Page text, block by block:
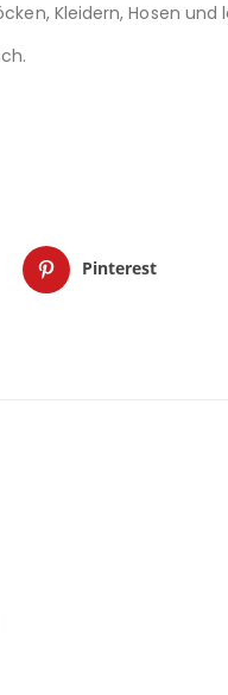
Kleidern, Hosen
Pinterest